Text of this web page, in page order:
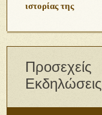
ιστορίας της
Προσεχείς
Εκδηλώσεις